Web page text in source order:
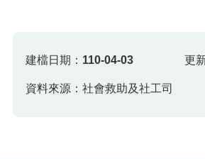
建檔日期： 110-04-03 更
資料來源：社會救助及社工司